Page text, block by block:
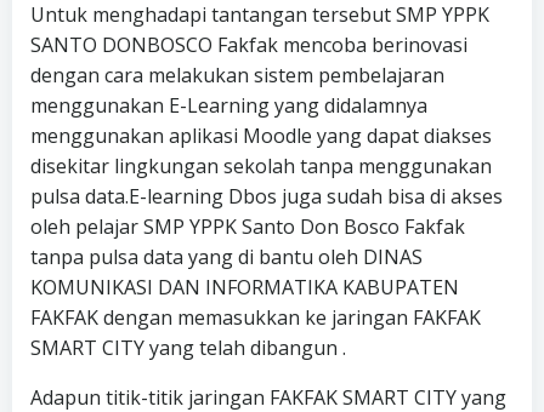
Untuk menghadapi tantangan tersebut SMP YPPK
SANTO DONBOSCO Fakfak mencoba berinovasi
dengan cara melakukan sistem pembelajaran
menggunakan E-Learning yang didalamnya
menggunakan aplikasi Moodle yang dapat diakses
disekitar lingkungan sekolah tanpa menggunakan
pulsa data.E-learning Dbos juga sudah bisa di akses
oleh pelajar SMP YPPK Santo Don Bosco Fakfak
tanpa pulsa data yang di bantu oleh DINAS
KOMUNIKASI DAN INFORMATIKA KABUPATEN
FAKFAK dengan memasukkan ke jaringan FAKFAK
SMART CITY yang telah dibangun .
Adapun titik-titik jaringan FAKFAK SMART CITY yang